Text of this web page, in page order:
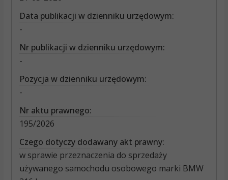
Data publikacji w dzienniku urzędowym:
-
Nr publikacji w dzienniku urzędowym:
-
Pozycja w dzienniku urzędowym:
-
Nr aktu prawnego:
195/2026
Czego dotyczy dodawany akt prawny:
w sprawie przeznaczenia do sprzedaży
używanego samochodu osobowego marki BMW